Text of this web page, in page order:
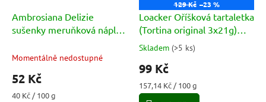
Ambrosiana Delizie
sušenky meruňková náplň
Momentálně nedostupné
52 Kč
Měrná
40 Kč / 100 g
129 Kč –23 %
Loacker Oříšková tartaletka
(Tortina original 3x21g)
63g
Průměrné
hodnocení
produktu
je
5,0
Skladem (>5 ks)
99 Kč
Měrná
cena:
157,14 Kč / 100 g